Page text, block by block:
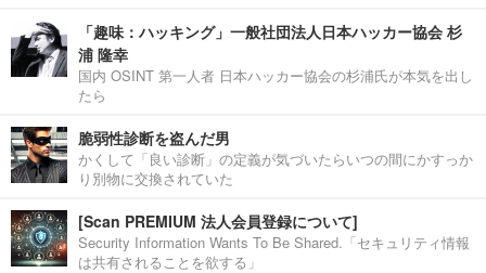
「趣味：ハッキング」一般社団法人日本ハッカー協会 杉
浦 隆幸
国内 OSINT 第一人者 日本ハッカー協会の杉浦氏が本気を出し
たら
脆弱性診断を盗んだ男
かくして「良い診断」の定義が気づいたらいつの間にかすっか
り別物に交換されていた
[Scan PREMIUM 法人会員登録について]
Security Information Wants To Be Shared.「セキュリティ情報
は共有されることを欲する」